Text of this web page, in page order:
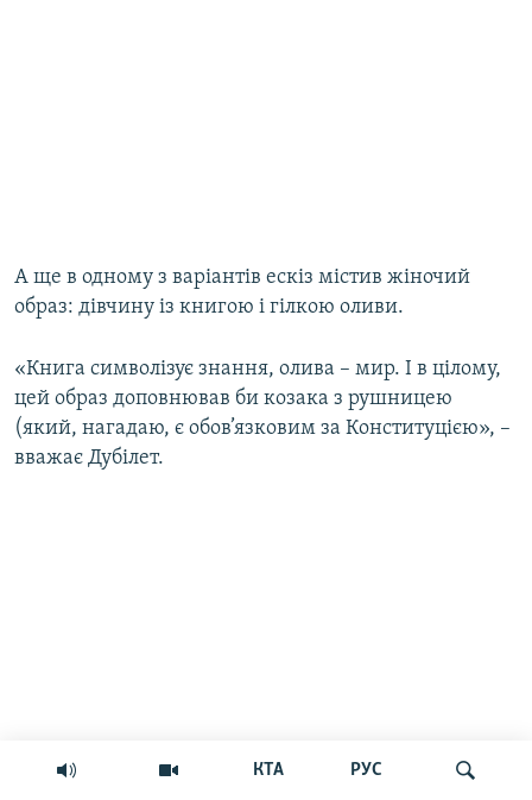
КТА РУС
А ще в одному з варіантів ескіз містив жіночий
образ: дівчину із книгою і гілкою оливи.
«Книга символізує знання, олива – мир. І в цілому,
цей образ доповнював би козака з рушницею
(який, нагадаю, є обов’язковим за Конституцією», –
вважає Дубілет.